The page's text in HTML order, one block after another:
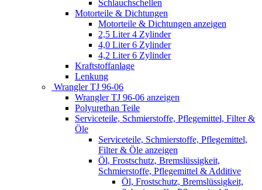
Schlauchschellen
Motorteile & Dichtungen
Motorteile & Dichtungen anzeigen
2,5 Liter 4 Zylinder
4,0 Liter 6 Zylinder
4,2 Liter 6 Zylinder
Kraftstoffanlage
Lenkung
Wrangler TJ 96-06
Wrangler TJ 96-06 anzeigen
Polyurethan Teile
Serviceteile, Schmierstoffe, Pflegemittel, Filter &
Öle
Serviceteile, Schmierstoffe, Pflegemittel,
Filter & Öle anzeigen
Öl, Frostschutz, Bremslüssigkeit,
Schmierstoffe, Pflegemittel & Additive
Öl, Frostschutz, Bremslüssigkeit,